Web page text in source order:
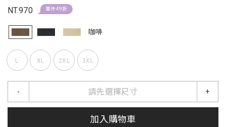
NT.970 單件49折
咖啡
L XL 2XL 3XL
請先選擇尺寸
- +
加入購物車